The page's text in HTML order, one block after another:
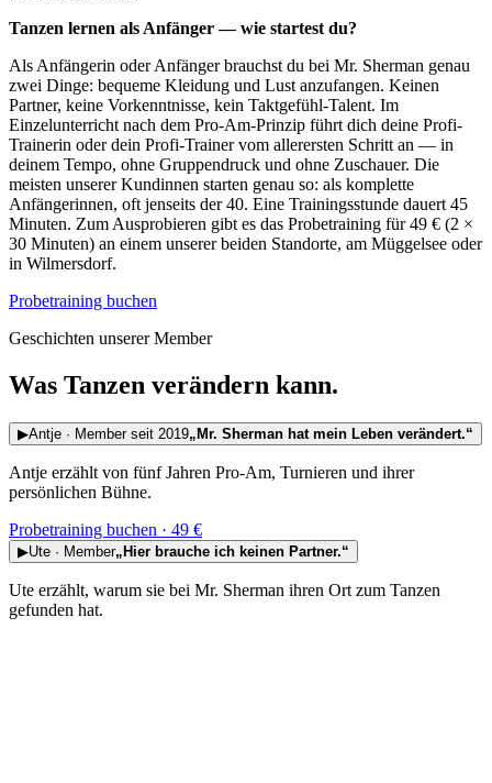
Tanzen lernen als Anfänger — wie startest du?
Als Anfängerin oder Anfänger brauchst du bei Mr. Sherman genau
zwei Dinge: bequeme Kleidung und Lust anzufangen. Keinen
Partner, keine Vorkenntnisse, kein Taktgefühl-Talent. Im
Einzelunterricht nach dem Pro-Am-Prinzip führt dich deine Profi-
Trainerin oder dein Profi-Trainer vom allerersten Schritt an — in
deinem Tempo, ohne Gruppendruck und ohne Zuschauer. Die
meisten unserer Kundinnen starten genau so: als komplette
Anfängerinnen, oft jenseits der 40. Eine Trainingsstunde dauert 45
Minuten. Zum Ausprobieren gibt es das Probetraining für 49 € (2 ×
30 Minuten) an einem unserer beiden Standorte, am Müggelsee oder
in Wilmersdorf.
Probetraining buchen
Geschichten unserer Member
Was Tanzen verändern kann.
▶Antje · Member seit 2019„Mr. Sherman hat mein Leben verändert.“
Antje erzählt von fünf Jahren Pro-Am, Turnieren und ihrer
persönlichen Bühne.
Probetraining buchen · 49 €
▶Ute · Member„Hier brauche ich keinen Partner.“
Ute erzählt, warum sie bei Mr. Sherman ihren Ort zum Tanzen
gefunden hat.